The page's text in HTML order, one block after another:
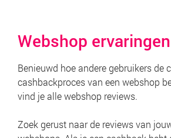
Webshop ervaringen
Benieuwd hoe andere gebruikers de
cashbackproces van een webshop
vind je alle webshop reviews.
Zoek gerust naar de reviews van